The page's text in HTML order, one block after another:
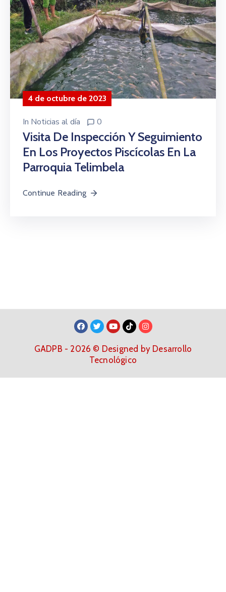
4 de octubre de 2023
In Noticias al día 0
Visita De Inspección Y Seguimiento
En Los Proyectos Piscícolas En La
Parroquia Telimbela
Continue Reading
GADPB - 2026 © Designed by Desarrollo
Tecnológico